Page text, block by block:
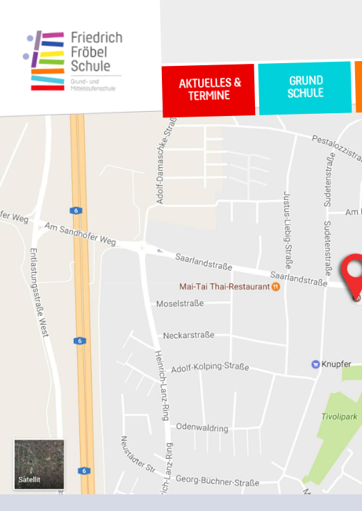
AKTUELLES &
TERMINE
GRUND
SCHULE